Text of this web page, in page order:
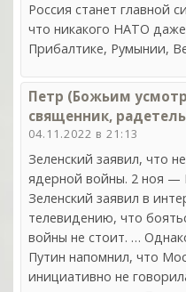
Россия станет главной
что никакого НАТО
Прибалтике, Румынии,
Петр (Божьим
священник,
04.11.2022 в 21:13
Зеленский заявил, что
ядерной войны. 2 ноя
Зеленский заявил в
телевидению, что
войны не стоит. …
Путин напомнил, что
инициативно не